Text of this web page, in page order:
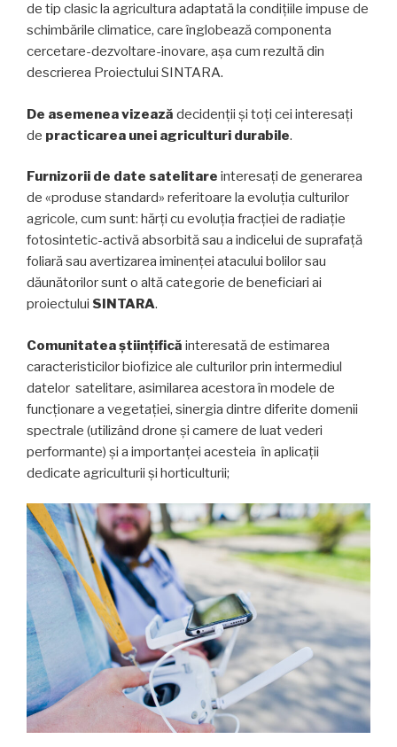
de tip clasic la agricultura adaptată la condițiile impuse de
schimbările climatice, care înglobează componenta
cercetare-dezvoltare-inovare, așa cum rezultă din
descrierea Proiectului SINTARA.
De asemenea vizează decidenții și toți cei interesați
de practicarea unei agriculturi durabile.
Furnizorii de date satelitare interesați de generarea
de «produse standard» referitoare la evoluția culturilor
agricole, cum sunt: hărți cu evoluția fracției de radiație
fotosintetic-activă absorbită sau a indicelui de suprafață
foliară sau avertizarea iminenței atacului bolilor sau
dăunătorilor sunt o altă categorie de beneficiari ai
proiectului SINTARA.
Comunitatea științifică interesată de estimarea
caracteristicilor biofizice ale culturilor prin intermediul
datelor satelitare, asimilarea acestora în modele de
funcționare a vegetației, sinergia dintre diferite domenii
spectrale (utilizând drone și camere de luat vederi
performante) și a importanței acesteia în aplicații
dedicate agriculturii și horticulturii;